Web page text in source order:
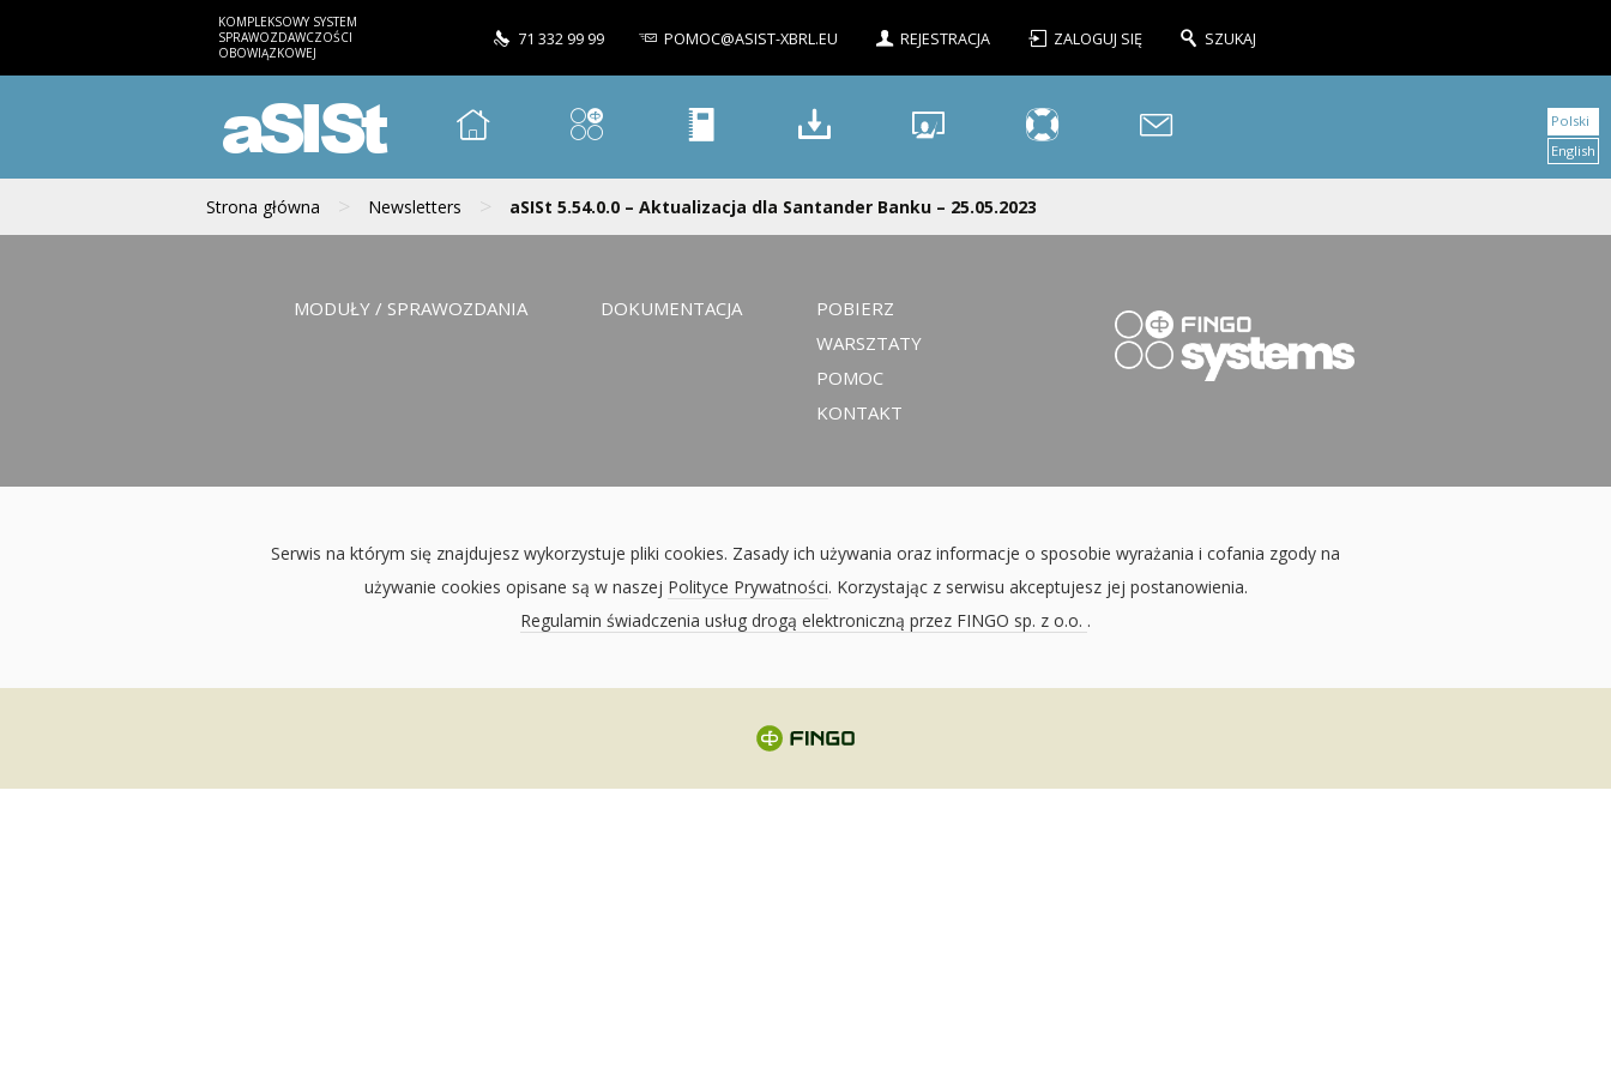
KOMPLEKSOWY SYSTEM
SPRAWOZDAWCZOŚCI
OBOWIĄZKOWEJ
71 332 99 99 POMOC@ASIST-XBRL.EU REJESTRACJA ZALOGUJ SIĘ SZUKAJ
aSISt
Strona główna > Newsletters > aSISt 5.54.0.0 – Aktualizacja dla Santander Banku – 25.05.2023
Polski
English
MODUŁY / SPRAWOZDANIA DOKUMENTACJA
POBIERZ
WARSZTATY
POMOC
KONTAKT
Serwis na którym się znajdujesz wykorzystuje pliki cookies. Zasady ich używania oraz informacje o sposobie wyrażania i cofania zgody na
używanie cookies opisane są w naszej Polityce Prywatności. Korzystając z serwisu akceptujesz jej postanowienia.
Regulamin świadczenia usług drogą elektroniczną przez FINGO sp. z o.o. .